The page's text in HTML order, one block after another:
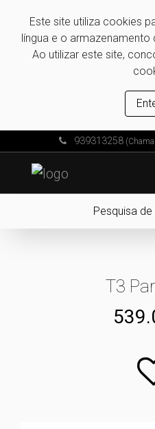
Este site utiliza cookies
língua e o
Ao utilizar este site,
939313258
Pesquisa
T3